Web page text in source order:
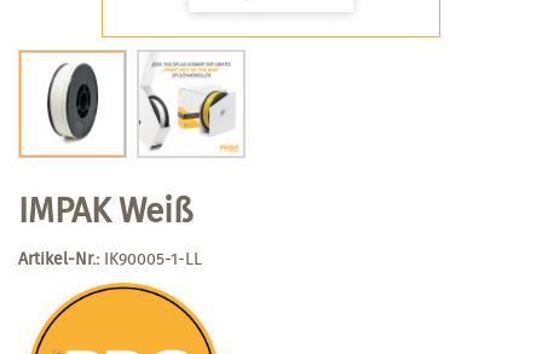
IMPAK Weiß
Artikel-Nr.: IK90005-1-LL